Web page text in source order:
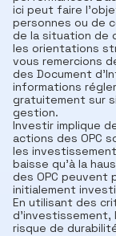
ici peut faire
personnes ou de
de la situation de
les orientations
vous remercions
des Document
informations
gratuitement sur
gestion.
Investir implique
actions des OPC
les
baisse qu’à la
des OPC
initialement
En utilisant des
d'investissement,
risque de